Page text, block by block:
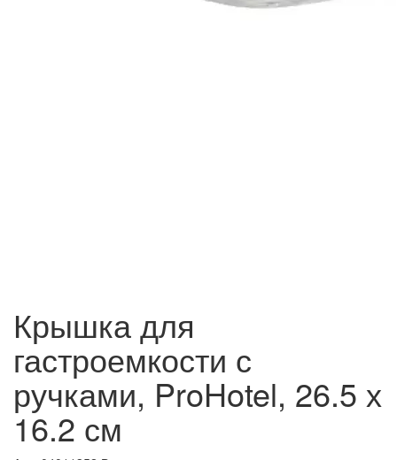
Крышка для
гастроемкости с
ручками, ProHotel, 26.5 х
16.2 см